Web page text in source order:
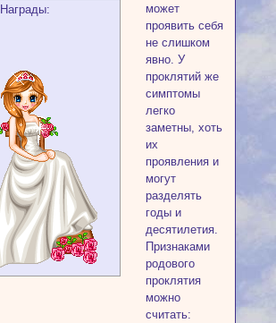
Награды:
может
проявить себя
не слишком
явно. У
проклятий же
симптомы
легко
заметны, хоть
их
проявления и
могут
разделять
годы и
десятилетия.
Признаками
родового
проклятия
можно
считать: